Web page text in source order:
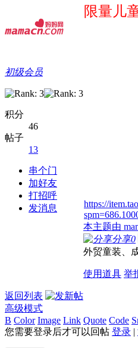
初级会员
积分
46
帖子
13
串个门
加好友
打招呼
发消息
限量儿
https://
本主题由
分享0
外贸童装、
使用道具 举
返回列表
高级模式
B Color Image Link Quote Code
您需要登录后才可以回帖 登录 |